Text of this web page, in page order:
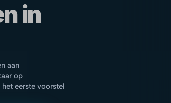
in
aan
op
eerste voorstel